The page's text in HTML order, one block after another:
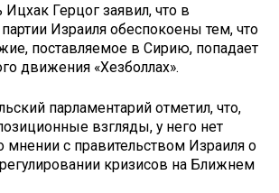
Герцог заявил, что в
Израиля обеспокоены тем, что
поставляемое в Сирию, попадает
движения «Хезболлах».
парламентарий отметил, что,
взгляды, у него нет
мнении с правительством Израиля о
кризисов на Ближнем